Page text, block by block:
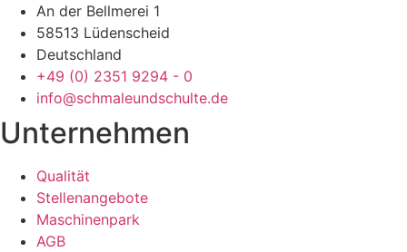
An der Bellmerei 1
58513 Lüdenscheid
Deutschland
+49 (0) 2351 9294 - 0
info@schmaleundschulte.de
Unternehmen
Qualität
Stellenangebote
Maschinenpark
AGB